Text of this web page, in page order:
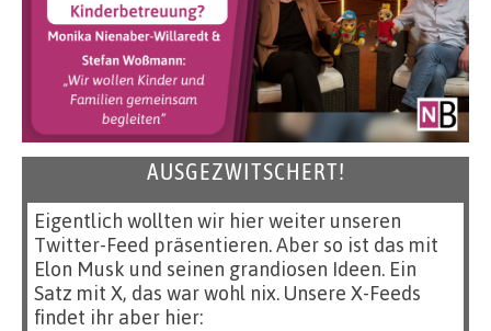
AUSGEZWITSCHERT!
Eigentlich wollten wir hier weiter unseren
Twitter-Feed präsentieren. Aber so ist das mit
Elon Musk und seinen grandiosen Ideen. Ein
Satz mit X, das war wohl nix. Unsere X-Feeds
findet ihr aber hier: